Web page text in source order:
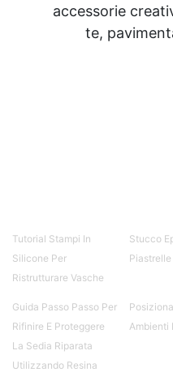
accessorie
te,
Tutorial Stampi In
Silicone Per
Ristrutturare Vasche
Stucco
Piastrelle
Guida Passo Passo Per
Rifinire E Proteggere
La Sedia Riparata
Utilizzando Resina
Ambienti